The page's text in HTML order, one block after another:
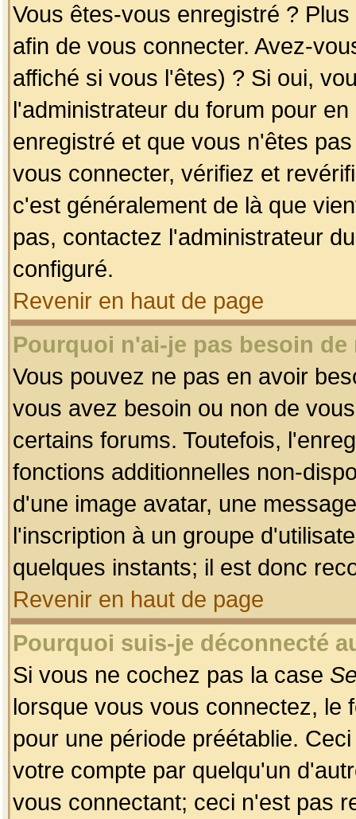
Vous êtes-vous enregistré ?
afin de vous connecter. Avez-
affiché si vous l'êtes) ? Si oui,
l'administrateur du forum pour
enregistré et que vous n'êtes
vous connecter, vérifiez et
c'est généralement de là que
pas, contactez l'administrateur
configuré.
Revenir en haut de page
Pourquoi n'ai-je pas besoin
Vous pouvez ne pas en avoir
vous avez besoin ou non de
certains forums. Toutefois,
fonctions additionnelles non-
d'une image avatar, une
l'inscription à un groupe
quelques instants; il est donc
Revenir en haut de page
Pourquoi suis-je déconnecté
Si vous ne cochez pas la case
lorsque vous vous connectez, le
pour une période préétablie.
votre compte par quelqu'un
vous connectant; ceci n'est pas